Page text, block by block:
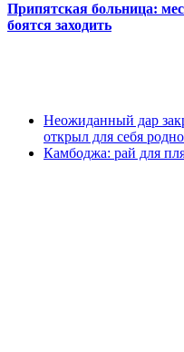
Припятская больница:
боятся заходить
Неожиданный дар
открыл для себя
Камбоджа: рай для